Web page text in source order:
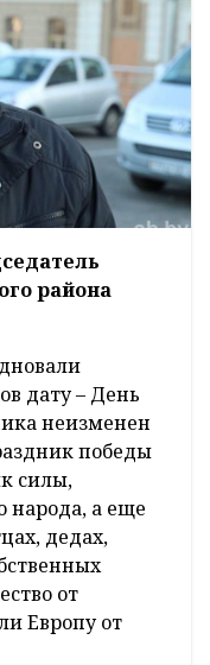
района
дату – День
неизменен
победы
силы,
народа, а еще
дедах,
от
Европу от